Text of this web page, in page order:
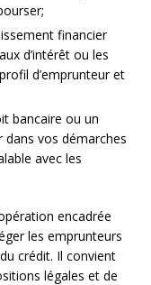
financier
d’intérêt ou les
d’emprunteur et
bancaire ou un
vos démarches
avec les
encadrée
les emprunteurs
crédit. Il convient
légales et de